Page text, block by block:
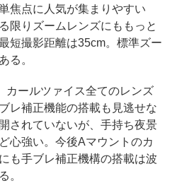
焦点に人気が集まりやすい
限りズームレンズにももっと
短撮影距離は35cm。標準ズー
る。
ールツァイス全てのレンズ
レ補正機能の搭載も見逃せな
されていないが、手持ち夜景
心強い。今後Aマウントのカ
も手ブレ補正機構の搭載は波
。